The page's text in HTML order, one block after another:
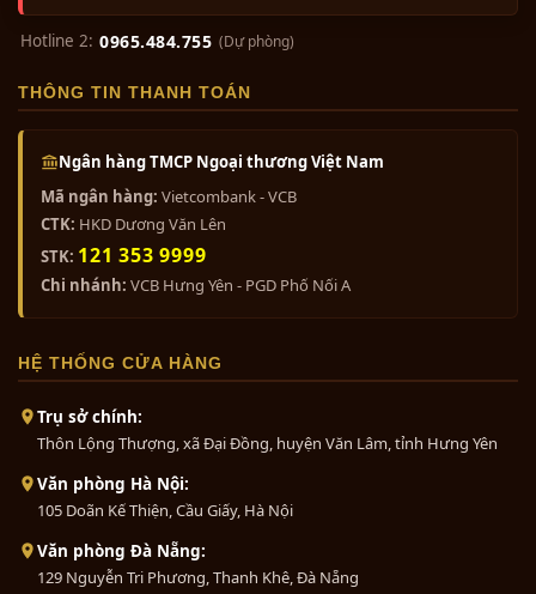
Hotline 2: 0965.484.755 (Dự phòng)
THÔNG TIN THANH TOÁN
Ngân hàng TMCP Ngoại thương Việt Nam
Mã ngân hàng: Vietcombank - VCB
CTK: HKD Dương Văn Lên
STK: 121 353 9999
Chi nhánh: VCB Hưng Yên - PGD Phố Nối A
HỆ THỐNG CỬA HÀNG
Trụ sở chính:
Thôn Lộng Thượng, xã Đại Đồng, huyện Văn Lâm, tỉnh Hưng Yên
Văn phòng Hà Nội:
105 Doãn Kế Thiện, Cầu Giấy, Hà Nội
Văn phòng Đà Nẵng:
129 Nguyễn Tri Phương, Thanh Khê, Đà Nẵng